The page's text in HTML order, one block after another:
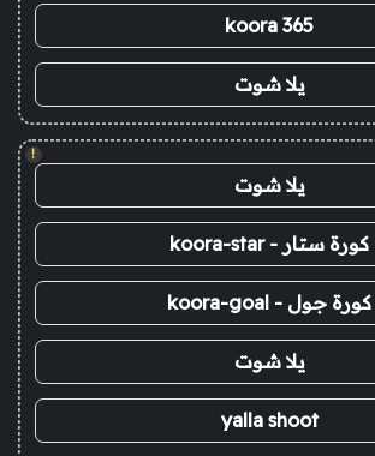
koora 365
يلا شوت
!
يلا شوت
كورة ستار - koora-star
كورة جول - koora-goal
يلا شوت
yalla shoot